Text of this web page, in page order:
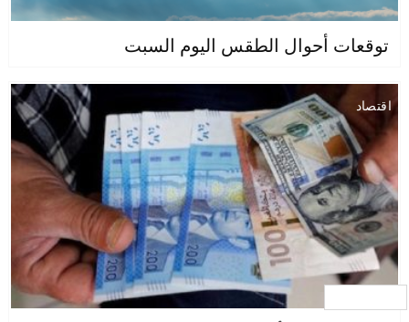
توقعات أحوال الطقس اليوم السبت
اقتصاد